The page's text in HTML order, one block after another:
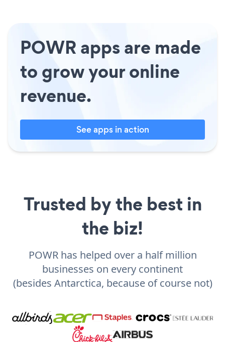
POWR apps are made
to grow your online
revenue.
See apps in action
Trusted by the best in
the biz!
POWR has helped over a half million
businesses on every continent
(besides Antarctica, because of course not)